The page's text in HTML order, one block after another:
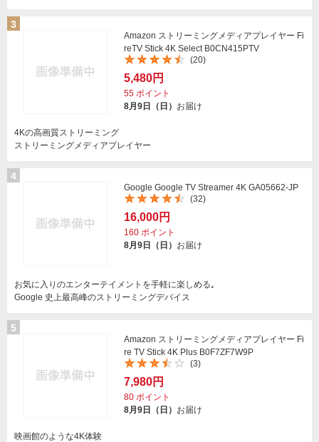
3
Amazon ストリーミングメディアプレイヤー Fi
reTV Stick 4K Select B0CN415PTV
(20)
5,480円
55 ポイント
8月9日（日） お届け
4Kの高画質ストリーミング
ストリーミングメディアプレイヤー
4
Google Google TV Streamer 4K GA05662-JP
(32)
16,000円
160 ポイント
8月9日（日） お届け
お気に入りのエンターテイメントを手軽に楽しめる｡
Google 史上最高峰のストリーミングデバイス
5
Amazon ストリーミングメディアプレイヤー Fi
re TV Stick 4K Plus B0F7ZF7W9P
(3)
7,980円
80 ポイント
8月9日（日） お届け
映画館のような4K体験